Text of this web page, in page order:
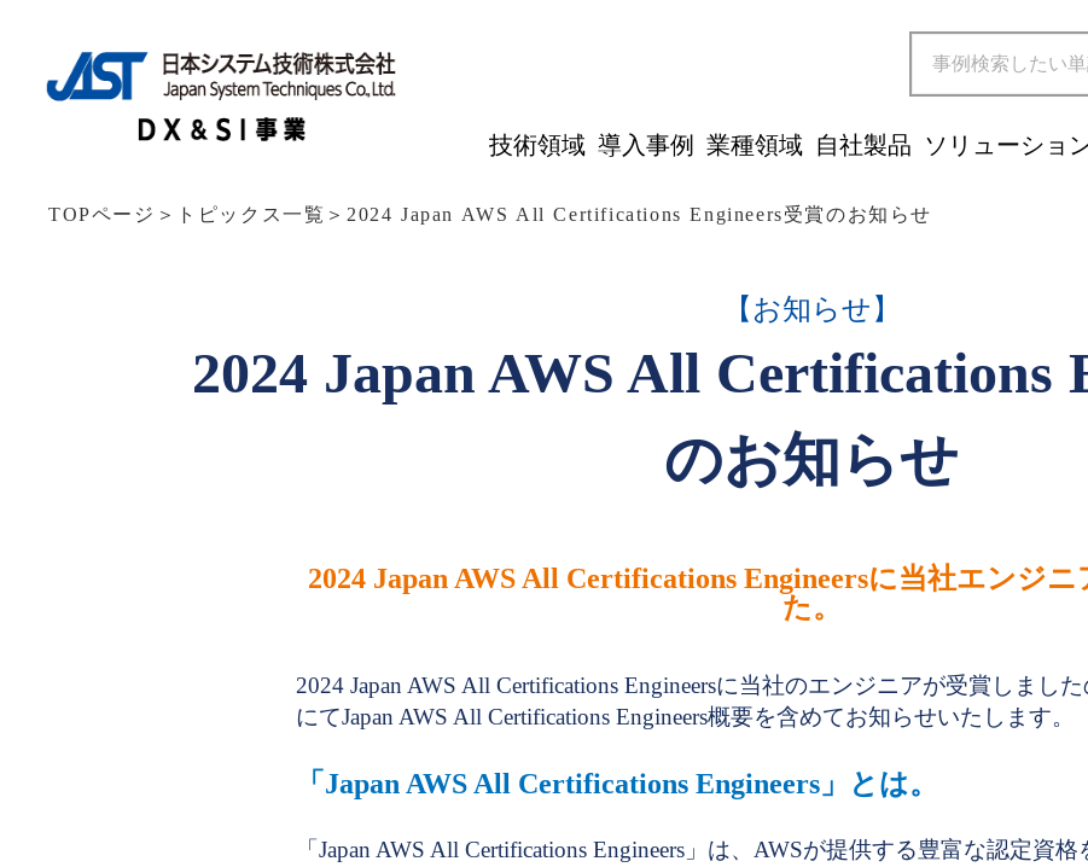
技術領域 導入事例 業種領域 自社製品 ソリューショ
TOPページ ＞ トピックス一覧 ＞ 2024 Japan AWS All Certifications Engineers受賞のお知らせ
2024 Japan AWS All Certifications
のお知らせ
【お知らせ】
2024 Japan AWS All Certifications Engineersに当社エンジ
た。
2024 Japan AWS All Certifications Engineersに当社のエンジニアが受賞しまし
にてJapan AWS All Certifications Engineers概要を含めてお知らせいたします。
「Japan AWS All Certifications Engineers」とは。
「Japan AWS All Certifications Engineers」は、AWSが提供する豊富な認定資